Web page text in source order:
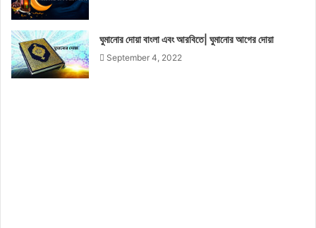
ঘুমানোর দোয়া বাংলা এবং আরবিতে| ঘুমানোর আগের দোয়া
September 4, 2022